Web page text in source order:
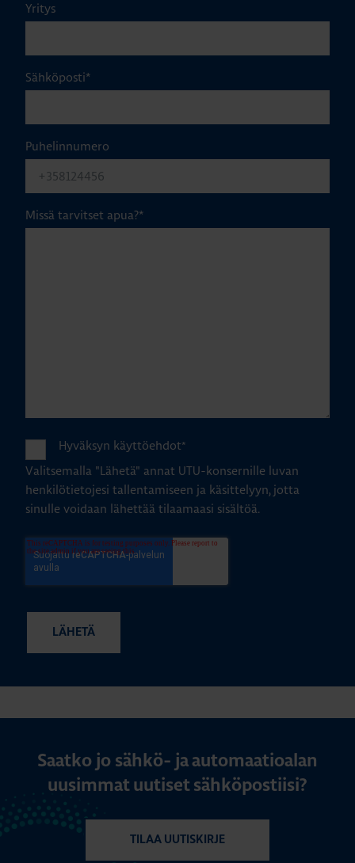
Yritys
Sähköposti*
Puhelinnumero
Missä tarvitset apua?*
Hyväksyn käyttöehdot*
Valitsemalla "Lähetä" annat UTU-konsernille luvan
henkilötietojesi tallentamiseen ja käsittelyyn, jotta
sinulle voidaan lähettää tilaamaasi sisältöä.
Saatko jo sähkö- ja automaatioalan
uusimmat uutiset sähköpostiisi?
TILAA UUTISKIRJE